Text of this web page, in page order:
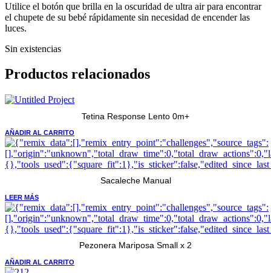
Utilice el botón que brilla en la oscuridad de ultra air para encontrar
el chupete de su bebé rápidamente sin necesidad de encender las
luces.
Sin existencias
Productos relacionados
Tetina Response Lento 0m+
AÑADIR AL CARRITO
Sacaleche Manual
LEER MÁS
Pezonera Mariposa Small x 2
AÑADIR AL CARRITO